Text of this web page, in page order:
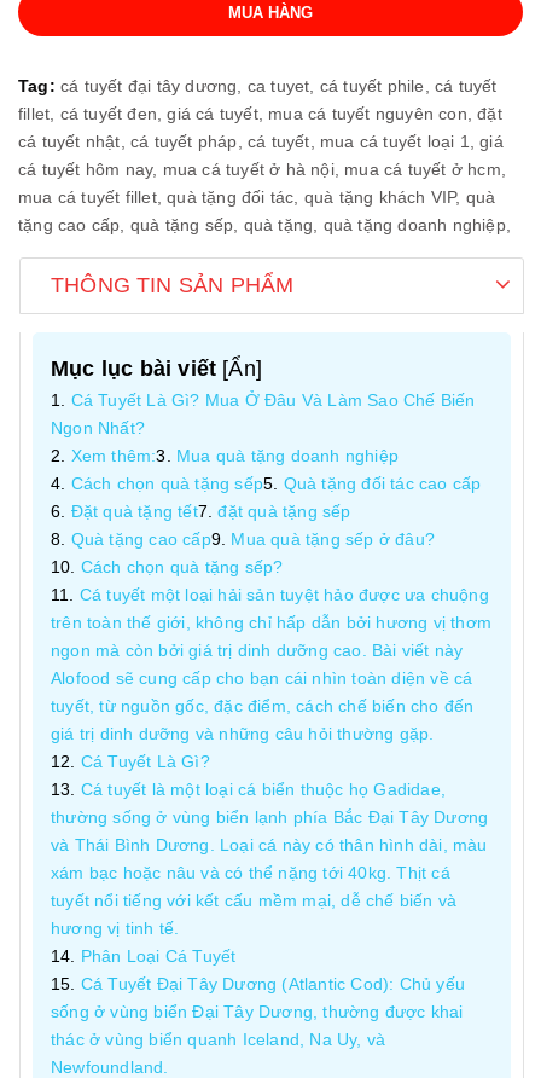
MUA HÀNG
Tag: cá tuyết đại tây dương, ca tuyet, cá tuyết phile,cá tuyết
fillet, cá tuyết đen,giá cá tuyết, mua cá tuyết nguyên con,đặt
cá tuyết nhật, cá tuyết pháp, cá tuyết, mua cá tuyết loại 1,giá
cá tuyết hôm nay, mua cá tuyết ở hà nội, mua cá tuyết ở hcm,
mua cá tuyết fillet,quà tặng đối tác, quà tặng khách VIP, quà
tặng cao cấp, quà tặng sếp, quà tặng, quà tặng doanh nghiệp,
THÔNG TIN SẢN PHẨM
Mục lục bài viết [Ẩn]
Cá Tuyết Là Gì? Mua Ở Đâu Và Làm Sao Chế Biến
Ngon Nhất?
Xem thêm:
Mua quà tặng doanh nghiệp
Cách chọn quà tặng sếp
Quà tặng đối tác cao cấp
Đặt quà tặng tết
đặt quà tặng sếp
Quà tặng cao cấp
Mua quà tặng sếp ở đâu?
Cách chọn quà tặng sếp?
Cá tuyết một loại hải sản tuyệt hảo được ưa chuộng
trên toàn thế giới, không chỉ hấp dẫn bởi hương vị thơm
ngon mà còn bởi giá trị dinh dưỡng cao. Bài viết này
Alofood sẽ cung cấp cho bạn cái nhìn toàn diện về cá
tuyết, từ nguồn gốc, đặc điểm, cách chế biến cho đến
giá trị dinh dưỡng và những câu hỏi thường gặp.
Cá Tuyết Là Gì?
Cá tuyết là một loại cá biển thuộc họ Gadidae,
thường sống ở vùng biển lạnh phía Bắc Đại Tây Dương
và Thái Bình Dương. Loại cá này có thân hình dài, màu
xám bạc hoặc nâu và có thể nặng tới 40kg. Thịt cá
tuyết nổi tiếng với kết cấu mềm mại, dễ chế biến và
hương vị tinh tế.
Phân Loại Cá Tuyết
Cá Tuyết Đại Tây Dương (Atlantic Cod): Chủ yếu
sống ở vùng biển Đại Tây Dương, thường được khai
thác ở vùng biển quanh Iceland, Na Uy, và
Newfoundland.